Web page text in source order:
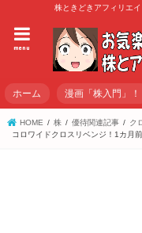
株ときどきアフィリエ
menu
ホーム 漫画「株入門」！
HOME 株 優待関連記事
ク
コロワイドクロスリベンジ！1カ月